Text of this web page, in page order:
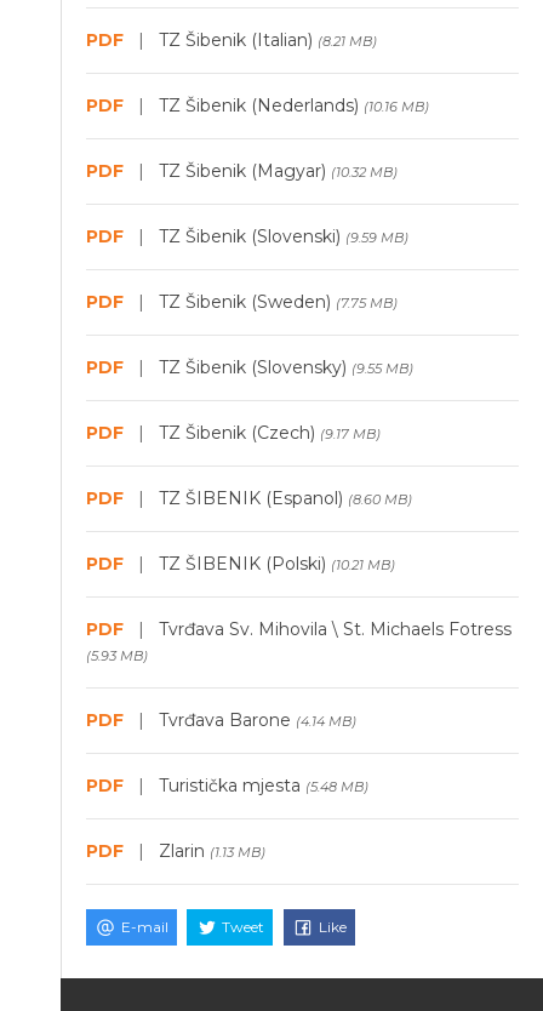
PDF | TZ Šibenik (Italian) (8.21 MB)
PDF | TZ Šibenik (Nederlands) (10.16 MB)
PDF | TZ Šibenik (Magyar) (10.32 MB)
PDF | TZ Šibenik (Slovenski) (9.59 MB)
PDF | TZ Šibenik (Sweden) (7.75 MB)
PDF | TZ Šibenik (Slovensky) (9.55 MB)
PDF | TZ Šibenik (Czech) (9.17 MB)
PDF | TZ ŠIBENIK (Espanol) (8.60 MB)
PDF | TZ ŠIBENIK (Polski) (10.21 MB)
PDF | Tvrđava Sv. Mihovila \ St. Michaels Fotress
(5.93 MB)
PDF | Tvrđava Barone (4.14 MB)
PDF | Turistička mjesta (5.48 MB)
PDF | Zlarin (1.13 MB)
E-mail Tweet Like